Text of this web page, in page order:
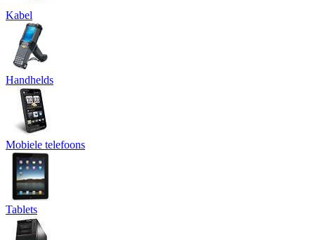
Kabel
Handhelds
Mobiele telefoons
Tablets